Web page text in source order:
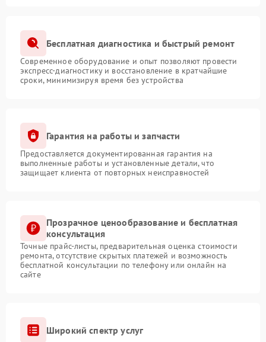
Бесплатная диагностика и быстрый ремонт
Современное оборудование и опыт позволяют провести
экспресс-диагностику и восстановление в кратчайшие
сроки, минимизируя время без устройства
Гарантия на работы и запчасти
Предоставляется документированная гарантия на
выполненные работы и установленные детали, что
защищает клиента от повторных неисправностей
Прозрачное ценообразование и бесплатная
консультация
Точные прайс-листы, предварительная оценка стоимости
ремонта, отсутствие скрытых платежей и возможность
бесплатной консультации по телефону или онлайн на
сайте
Широкий спектр услуг